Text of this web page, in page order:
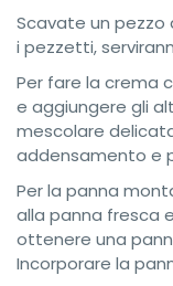
Scavate un
i pezzetti,
Per fare la crema
e aggiungere gli
mescolare
addensamento e
Per la panna
alla panna fresca
ottenere una
Incorporare la